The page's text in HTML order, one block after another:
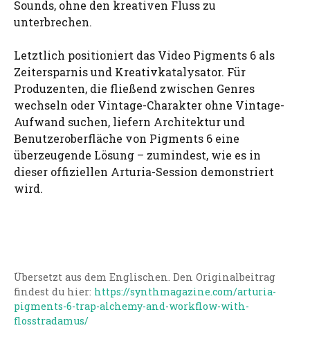
Sounds, ohne den kreativen Fluss zu
unterbrechen.
Letztlich positioniert das Video Pigments 6 als
Zeitersparnis und Kreativkatalysator. Für
Produzenten, die fließend zwischen Genres
wechseln oder Vintage-Charakter ohne Vintage-
Aufwand suchen, liefern Architektur und
Benutzeroberfläche von Pigments 6 eine
überzeugende Lösung – zumindest, wie es in
dieser offiziellen Arturia-Session demonstriert
wird.
Übersetzt aus dem Englischen. Den Originalbeitrag
findest du hier: https://synthmagazine.com/arturia-
pigments-6-trap-alchemy-and-workflow-with-
flosstradamus/